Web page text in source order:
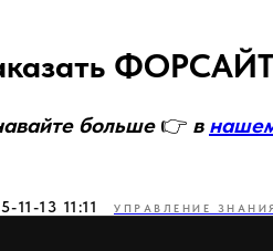
больше 👉 в
11-13 11:11 УПРАВЛЕНИЕ